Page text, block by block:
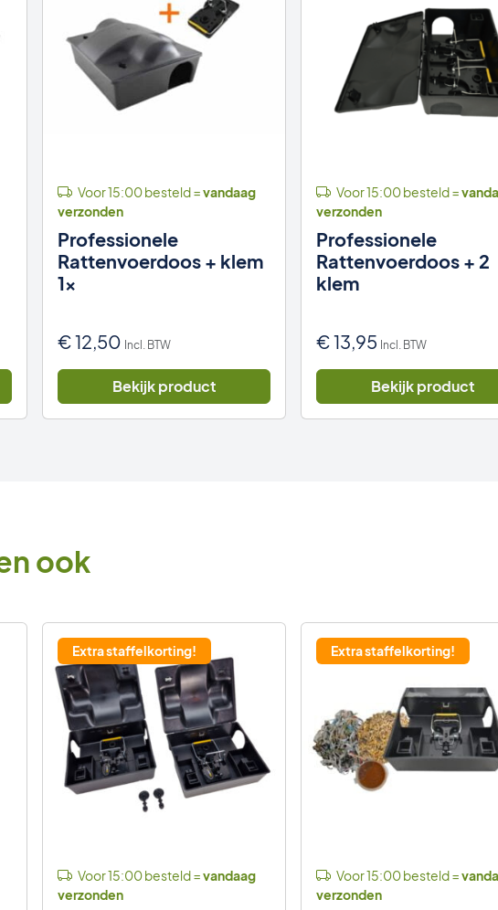
Voor 15:00 besteld =vandaag
verzonden
Professionele
Rattenvoerdoos + klem
1x
€12,50 Incl. BTW
Bekijk product
Voor 15:00 besteld =
verzonden
Professionele
Rattenvoerdoos + 2
klem
€13,95 Incl. BTW
Bekijk product
ook
Extra staffelkorting!
Voor 15:00 besteld =vandaag
verzonden
Extra staffelkorting!
Voor 15:00 besteld =
verzonden